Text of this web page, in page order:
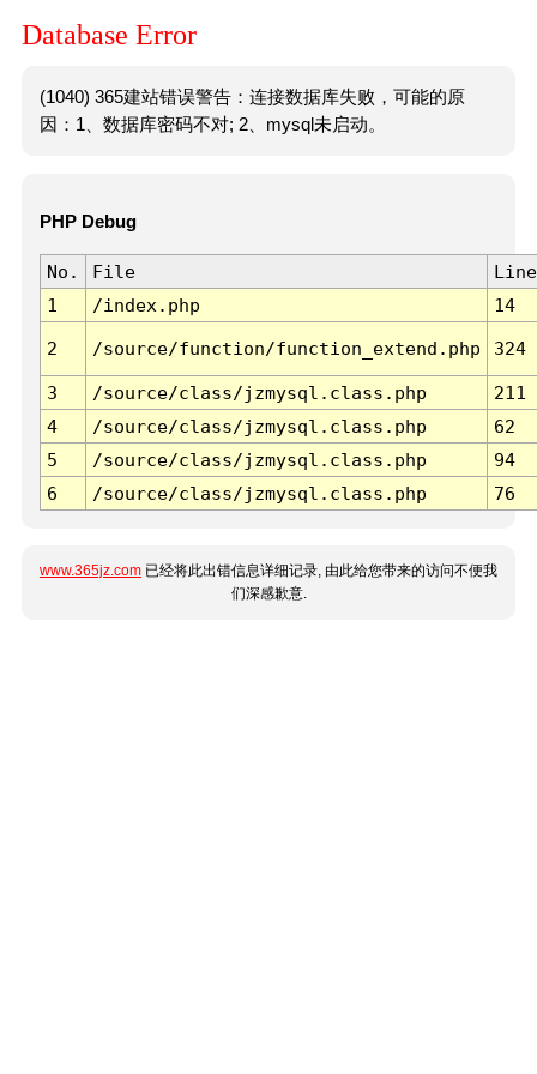
Database Error
(1040) 365建站错误警告：连接数据库失败，可能的原
因：1、数据库密码不对; 2、mysql未启动。
PHP Debug
No. File
Line
1
/index.php 14
2 /source/function/function_extend.php 324
3 /source/class/jzmysql.class.php
211
4
/source/class/jzmysql.class.php
62
5
/source/class/jzmysql.class.php
94
6
/source/class/jzmysql.class.php 76
www.365jz.com 已经将此出错信息详细记录, 由此给您带来的访问不便我
们深感歉意.